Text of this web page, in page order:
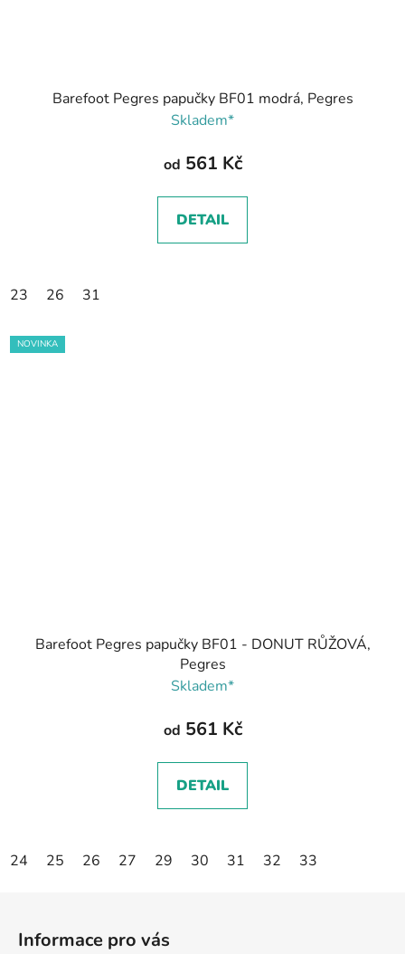
Barefoot Pegres papučky BF01 modrá, Pegres
Skladem*
od 561 Kč
DETAIL
23 26 31
NOVINKA
Barefoot Pegres papučky BF01 - DONUT RŮŽOVÁ,
Pegres
Skladem*
od 561 Kč
DETAIL
24 25 26 27 29 30 31 32 33
Informace pro vás